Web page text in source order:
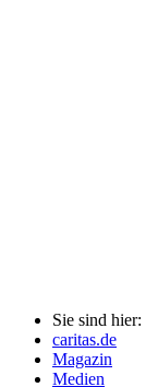
Sie sind hier:
caritas.de
Magazin
Medien